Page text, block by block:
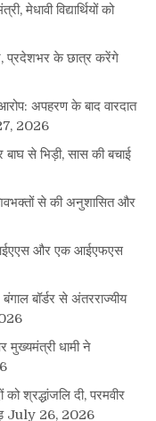
मेधावी विद्यार्थियों को
प्रदेशभर के छात्र करेंगे
अपहरण के बाद वारदात
2026
बाघ से भिड़ी, सास की बचाई
से की अनुशासित और
और एक आईएफएस
बॉर्डर से अंतरराज्यीय
मुख्यमंत्री धामी ने
श्रद्धांजलि दी, परमवीर
July 26, 2026